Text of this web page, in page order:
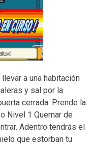
a una habitación
y sal por la
cerrada. Prende la
Nivel 1 Quemar de
Adentro tendrás el
que estorban tu